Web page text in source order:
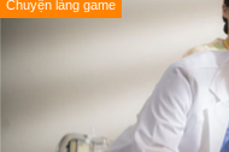
Chuyện làng game